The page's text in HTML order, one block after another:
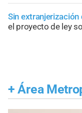
Sin extranjerización
el proyecto de ley
+ Área